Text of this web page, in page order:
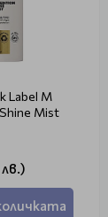
Label M
Mist